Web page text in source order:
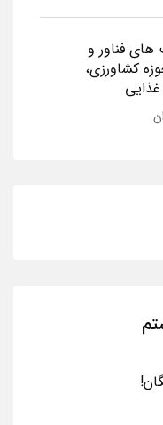
فناور و
کشاورزی،